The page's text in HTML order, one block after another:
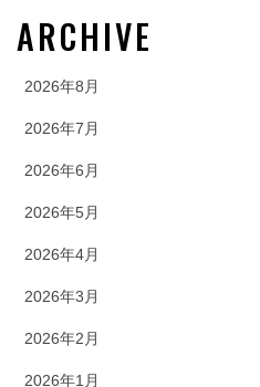
ARCHIVE
2026年8月
2026年7月
2026年6月
2026年5月
2026年4月
2026年3月
2026年2月
2026年1月